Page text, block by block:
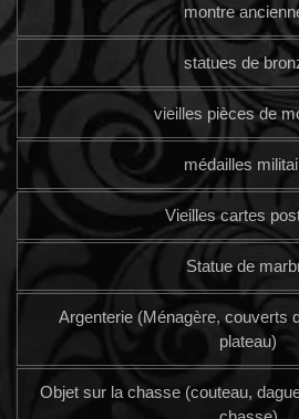
montre
statues de
vieilles pièces de
médailles
Vieilles cartes
Statue de
Argenterie (Ménagère, couverts
plateau)
Objet sur la chasse (couteau,